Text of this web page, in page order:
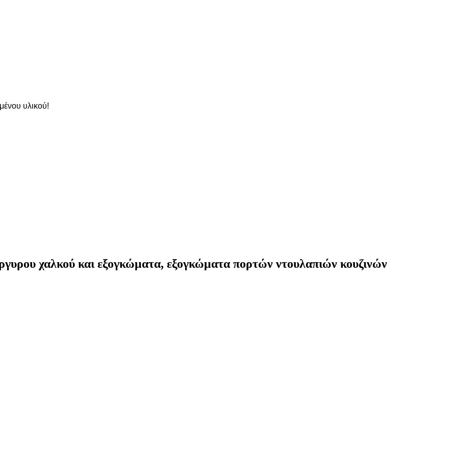
υλικού!
χαλκού και εξογκώματα, εξογκώματα πορτών ντουλαπιών κουζινών